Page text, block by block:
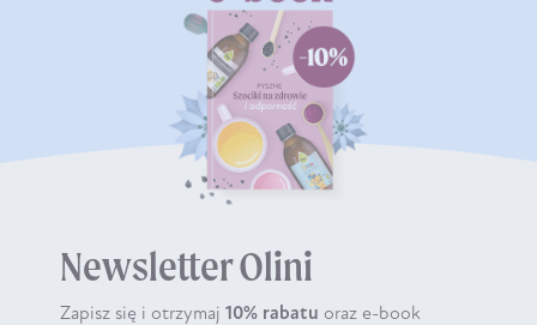
Newsletter Olini
Zapisz się i otrzymaj 10% rabatu oraz e-book